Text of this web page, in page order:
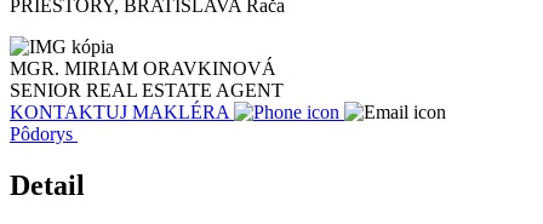
PRIESTORY, BRATISLAVA Rača
MGR. MIRIAM ORAVKINOVÁ
SENIOR REAL ESTATE AGENT
KONTAKTUJ MAKLÉRA
Pôdorys
Detail